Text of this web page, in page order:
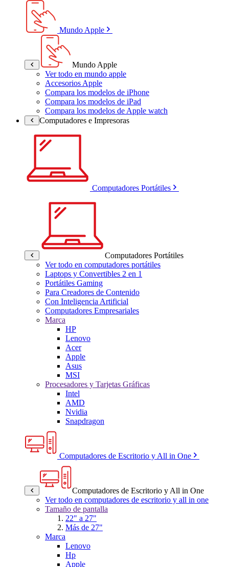
Mundo Apple
Mundo Apple
Ver todo en mundo apple
Accesorios Apple
Compara los modelos de iPhone
Compara los modelos de iPad
Compara los modelos de Apple watch
Computadores e Impresoras
Computadores Portátiles
Computadores Portátiles
Ver todo en computadores portátiles
Laptops y Convertibles 2 en 1
Portátiles Gaming
Para Creadores de Contenido
Con Inteligencia Artificial
Computadores Empresariales
Marca
HP
Lenovo
Acer
Apple
Asus
MSI
Procesadores y Tarjetas Gráficas
Intel
AMD
Nvidia
Snapdragon
Computadores de Escritorio y All in One
Computadores de Escritorio y All in One
Ver todo en computadores de escritorio y all in one
Tamaño de pantalla
22" a 27"
Más de 27"
Marca
Lenovo
Hp
Apple